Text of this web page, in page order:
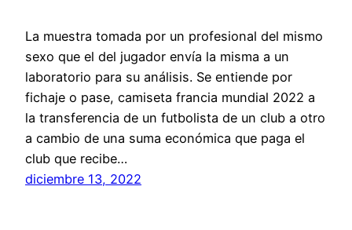
La muestra tomada por un profesional del mismo
sexo que el del jugador envía la misma a un
laboratorio para su análisis. Se entiende por
fichaje o pase, camiseta francia mundial 2022 a
la transferencia de un futbolista de un club a otro
a cambio de una suma económica que paga el
club que recibe…
diciembre 13, 2022